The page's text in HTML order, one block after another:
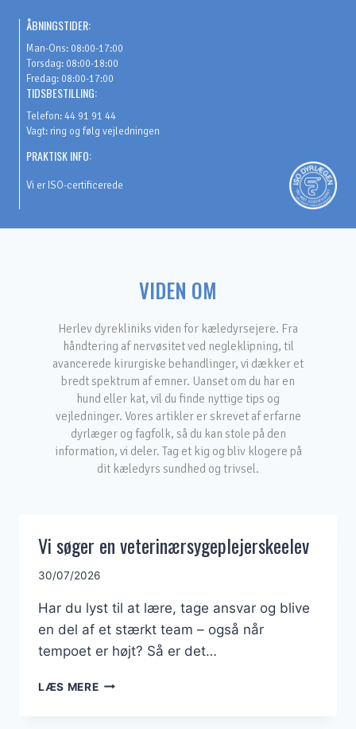
indhold
ÅBNINGSTIDER:
Man-Ons: 08:00-17:00
Torsdag: 08:00-18:00
Fredag: 08:00-17:00
TIDSBESTILLING:
Telefon: 44 91 91 44
Vagt: ring og følg vejledningen
PRAKTISK INFO:
Vi er ISO-certificerede
VIDEN OM
Herlev dyrekliniks viden for kæledyrsejere. Fra
håndtering af nervøsitet ved negleklipning, til
avancerede kirurgiske behandlinger, vi dækker et
bredt spektrum af emner. Uanset om du har en
hund eller kat, vil du finde nyttige tips og
vejledninger. Vores artikler er skrevet af erfarne
dyrlæger og fagfolk, så du kan stole på den
information, vi deler. Tag et kig og bliv klogere på
dit kæledyrs sundhed og trivsel.
Vi søger en veterinærsygeplejerskeelev
30/07/2026
Har du lyst til at lære, tage ansvar og blive
en del af et stærkt team – også når
tempoet er højt? Så er det…
LÆS MEREVI